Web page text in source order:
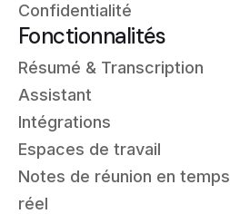
Confidentialité
Fonctionnalités
Résumé & Transcription
Assistant
Intégrations
Espaces de travail
Notes de réunion en temps
réel